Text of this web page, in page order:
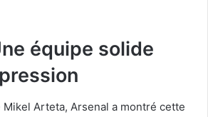
équipe solide
Arteta, Arsenal a montré cette